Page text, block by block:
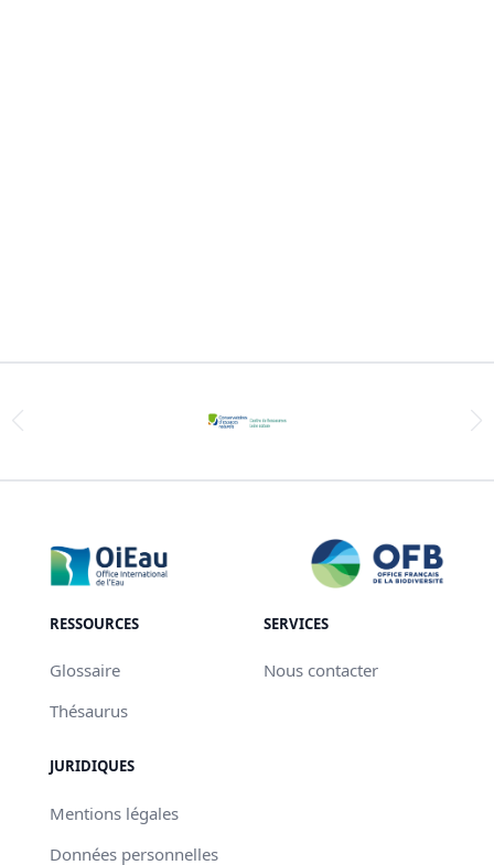
RESSOURCES
Glossaire
Thésaurus
SERVICES
Nous contacter
JURIDIQUES
Mentions légales
Données personnelles